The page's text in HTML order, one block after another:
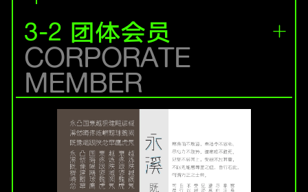
3-2 团体会员
CORPORATE
MEMBER